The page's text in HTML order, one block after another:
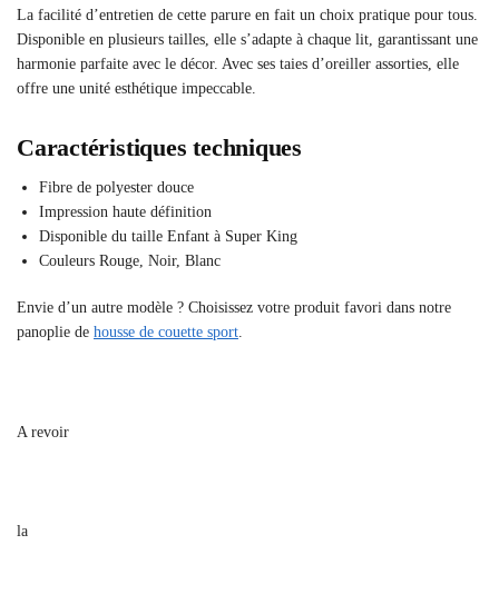
La facilité d’entretien de cette parure en fait un choix pratique pour tous.
Disponible en plusieurs tailles, elle s’adapte à chaque lit, garantissant une
harmonie parfaite avec le décor. Avec ses taies d’oreiller assorties, elle
offre une unité esthétique impeccable.
Caractéristiques techniques
Fibre de polyester douce
Impression haute définition
Disponible du taille Enfant à Super King
Couleurs Rouge, Noir, Blanc
Envie d’un autre modèle ? Choisissez votre produit favori dans notre
panoplie de housse de couette sport.
A revoir
la